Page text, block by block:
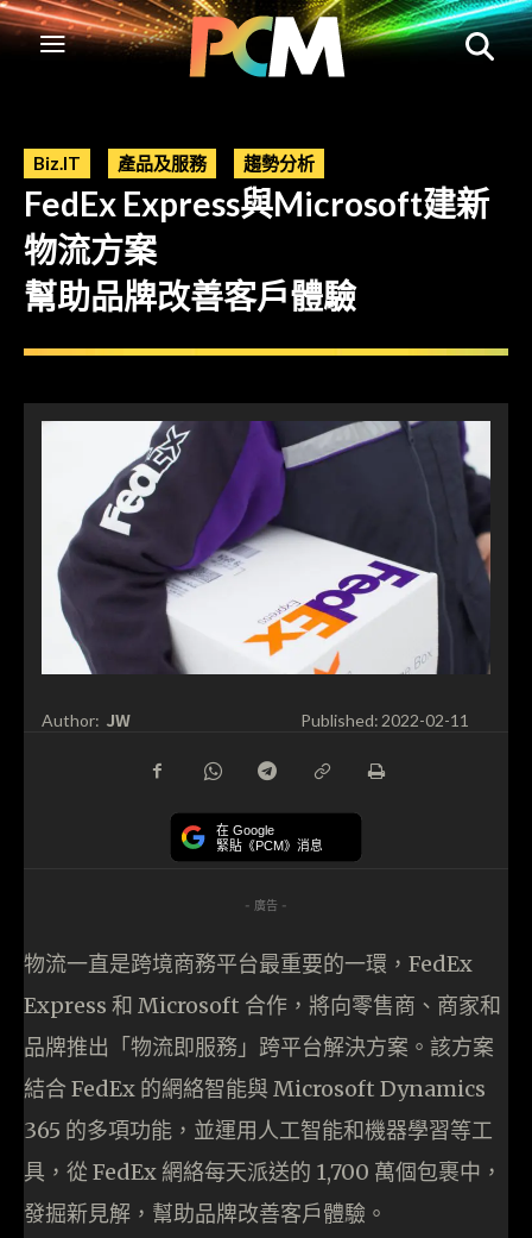
Biz.IT 產品及服務 趨勢分析
FedEx Express與Microsoft建新
物流方案
幫助品牌改善客戶體驗
Author: JW Published: 2022-02-11
在 Google
緊貼《PCM》消息
- 廣告 -
物流一直是跨境商務平台最重要的一環，FedEx
Express 和 Microsoft 合作，將向零售商、商家和
品牌推出「物流即服務」跨平台解決方案。該方案
結合 FedEx 的網絡智能與 Microsoft Dynamics
365 的多項功能，並運用人工智能和機器學習等工
具，從 FedEx 網絡每天派送的 1,700 萬個包裹中，
發掘新見解，幫助品牌改善客戶體驗。